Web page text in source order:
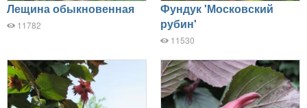
Лещина обыкновенная
11782
Фундук 'Московский
рубин'
11530